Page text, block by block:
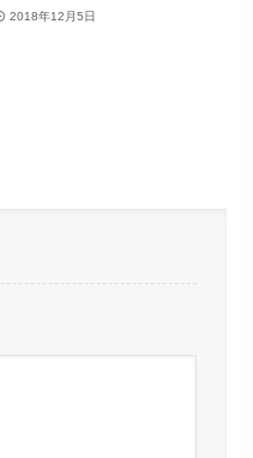
2018年12月5日